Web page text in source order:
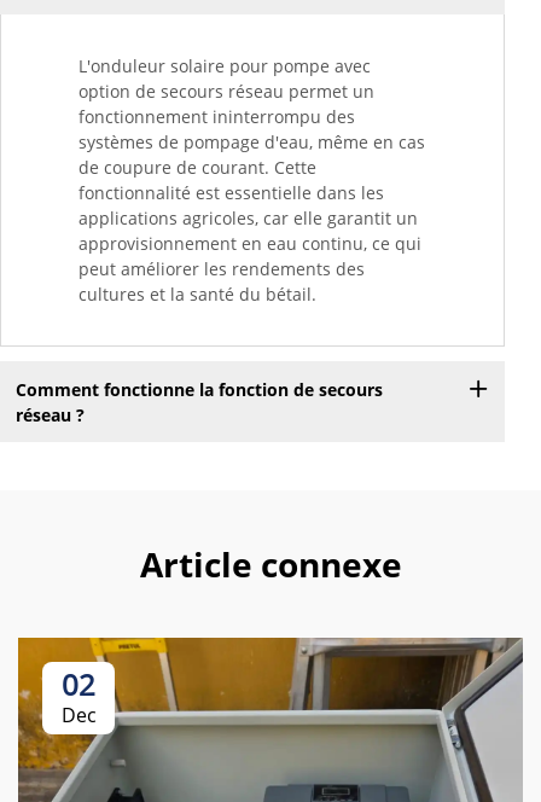
L'onduleur solaire pour pompe avec
option de secours réseau permet un
fonctionnement ininterrompu des
systèmes de pompage d'eau, même en cas
de coupure de courant. Cette
fonctionnalité est essentielle dans les
applications agricoles, car elle garantit un
approvisionnement en eau continu, ce qui
peut améliorer les rendements des
cultures et la santé du bétail.
Comment fonctionne la fonction de secours
réseau ?
Article connexe
02
Dec